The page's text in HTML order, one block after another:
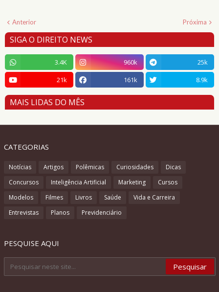
Anterior Próxima
SIGA O DIREITO NEWS
3.4K 960k
25k
21k
161k 8.9k
MAIS LIDAS DO MÊS
CATEGORIAS
Notícias Artigos Polêmicas Curiosidades
Dicas
Concursos
Inteligência Artificial Marketing
Cursos
Modelos
Filmes Livros Saúde
Vida e Carreira
Entrevistas
Planos Previdenciário
PESQUISE AQUI